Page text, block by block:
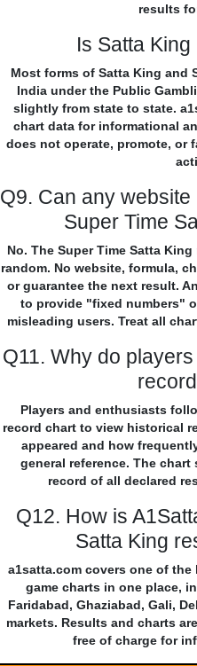
results
Is Satta
Most forms of Satta King and
India under the Public
slightly from state to state.
chart data for informational
does not operate, promote, or
Q9. Can any
Super Time
No. The Super Time Satta
random. No website, formula,
or guarantee the next result.
to provide "fixed numbers"
misleading users. Treat all
Q11. Why do
Players and enthusiasts
record chart to view historical
appeared and how
general reference. The
record of all declared
Q12. How is
Satta King
a1satta.com covers one of
game charts in one place,
Faridabad, Ghaziabad, Gali,
markets. Results and charts
free of charge for